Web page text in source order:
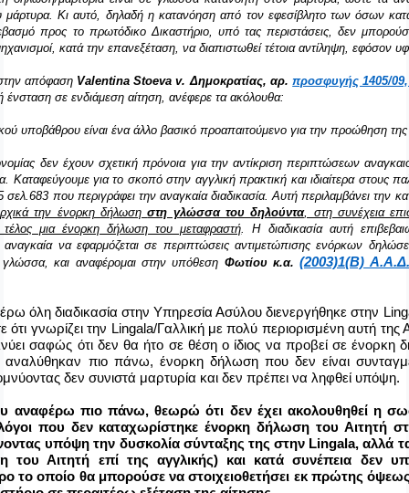
μάρτυρα. Κι αυτό, δηλαδή η κατανόηση από τον εφεσίβλητο των όσων
προς το πρωτόδικο Δικαστήριο, υπό τας περιστάσεις, δεν
κατά την επανεξέταση, να διαπιστωθεί τέτοια αντίληψη, εφόσον
απόφαση Valentina Stoeva v. Δημοκρατίας, αρ.προσφυγής 1405/
ένσταση σε ενδιάμεση αίτηση, ανέφερε τα ακόλουθα:
υποβάθρου είναι ένα άλλο βασικό προαπαιτούμενο για την προώθηση της
δεν έχουν σχετική πρόνοια για την αντίκριση περιπτώσεων
για το σκοπό στην αγγλική πρακτική και ιδιαίτερα στους
που περιγράφει την αναγκαία διαδικασία. Αυτή περιλαμβάνει την
την ένορκη δήλωσηστη γλώσσα του δηλούντα, στη συνέχεια
μια ένορκη δήλωση του μεταφραστή. Η διαδικασία αυτή
αναγκαία να εφαρμόζεται σε περιπτώσεις αντιμετώπισης ενόρκων
γλώσσα, και αναφέρομαι στην υπόθεση Φωτίου κ.α.(2003)1(Β)
όλη διαδικασία στην Υπηρεσία Ασύλου διενεργήθηκε στην
γνωρίζει την Lingala/Γαλλική με πολύ περιορισμένη αυτή της
σαφώς ότι δεν θα ήτο σε θέση ο ίδιος να προβεί σε ένορκη
πιο πάνω, ένορκη δήλωση που δεν είναι
δεν συνιστά μαρτυρία και δεν πρέπει να ληφθεί υπόψη.
αναφέρω πιο πάνω, θεωρώ ότι δεν έχει ακολουθηθεί η
λόγοι που δεν καταχωρίστηκε ένορκη δήλωση του Αιτητή
υπόψη την δυσκολία σύνταξης της στην Lingala, αλλά
του Αιτητή επί της αγγλικής) και κατά συνέπεια δεν
το οποίο θα μπορούσε να στοιχειοθετήσει εκ πρώτης